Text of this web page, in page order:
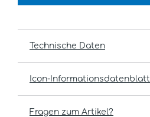
Technische Daten
Icon-Informationsdatenblatt
Fragen zum Artikel?